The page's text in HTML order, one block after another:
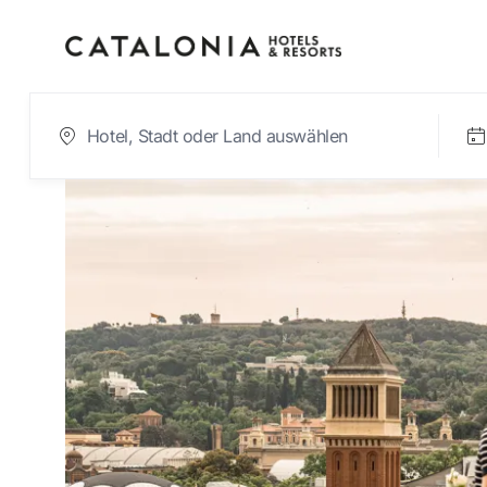
Bitte melden Sie
LOGIN
Passwort
oder verwenden Sie eine der